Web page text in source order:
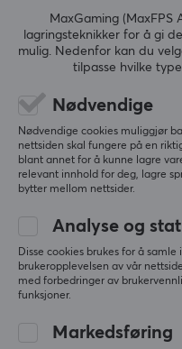
ANMELDELSER (0)
0.0
Basert på 0 vurderinger
5
4
3
2
1
SKRIV ANMELDELSE
Mer fra vårt
MaxGaming (MaxFPS
lagringsteknikker for å gi
mulig. Nedenfor kan du
tilpasse hvilke
Nødvendige
Nødvendige cookies muliggjør
nettsiden skal fungere på en
blant annet for å kunne lagre
relevant innhold for deg, lagre
bytter mellom nettsider.
Analyse og
Disse cookies brukes for å
brukeropplevelsen av vår
med forbedringer av
funksjoner.
Markedsføring